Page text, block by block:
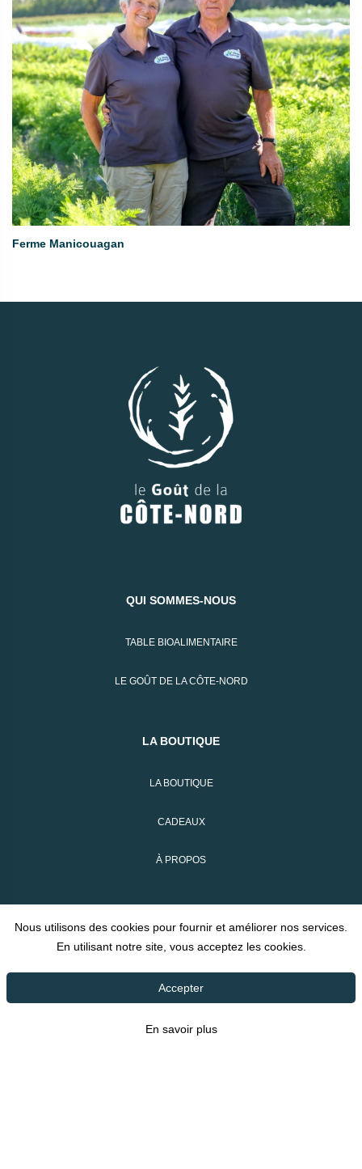
Ferme Manicouagan
QUI SOMMES-NOUS
TABLE BIOALIMENTAIRE
LE GOÛT DE LA CÔTE-NORD
LA BOUTIQUE
LA BOUTIQUE
CADEAUX
À PROPOS
Nous utilisons des cookies pour fournir et améliorer nos services.
En utilisant notre site, vous acceptez les cookies.
Accepter
En savoir plus